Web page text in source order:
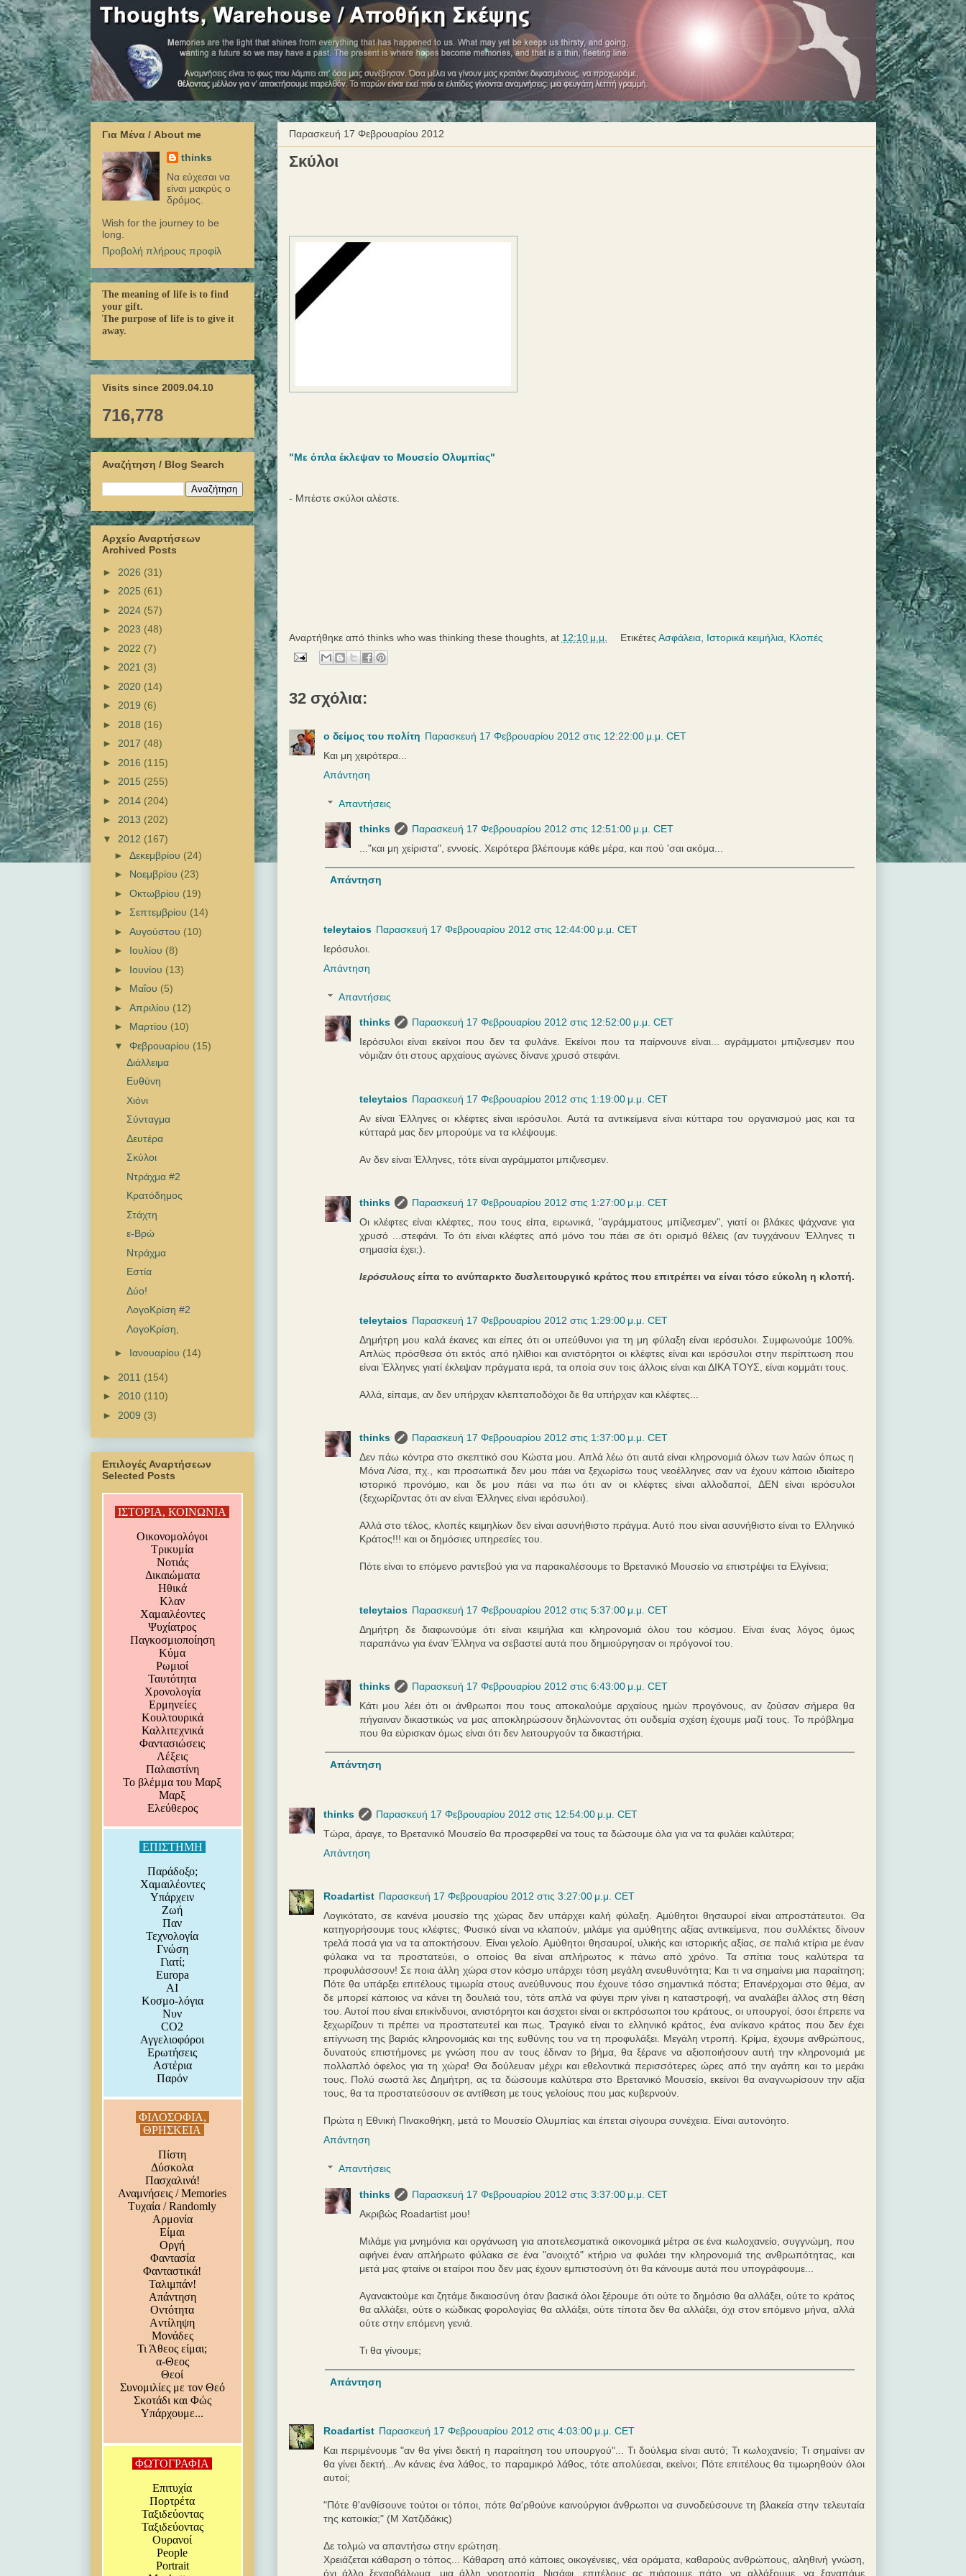
Παρασκευή 17 Φεβρουαρίου 2012
Σκύλοι
"Με όπλα έκλεψαν το Μουσείο Ολυμπίας"
- Μπέστε σκύλοι αλέστε.
Αναρτήθηκε από thinks who was thinking these thoughts, at 12:10 μ.μ. Ετικέτες Ασφάλεια, Ιστορικά κειμήλια, Κλοπές
32 σχόλια:
ο δείμος του πολίτη Παρασκευή 17 Φεβρουαρίου 2012 στις 12:22:00 μ.μ. CET
Και μη χειρότερα...
Απάντηση
Απαντήσεις
thinks
Παρασκευή 17 Φεβρουαρίου 2012 στις 12:51:00 μ.μ. CET
..."και μη χείριστα", εννοείς. Χειρότερα βλέπουμε κάθε μέρα, και πού 'σαι ακόμα...
Απάντηση
teleytaios Παρασκευή 17 Φεβρουαρίου 2012 στις 12:44:00 μ.μ. CET
Ιερόσυλοι.
Απάντηση
Απαντήσεις
thinks
Παρασκευή 17 Φεβρουαρίου 2012 στις 12:52:00 μ.μ. CET
Ιερόσυλοι είναι εκείνοι που δεν τα φυλάνε. Εκείνοι που τα παίρνουνε είναι... αγράμματοι μπιζνεσμεν που
νόμιζαν ότι στους αρχαίους αγώνες δίνανε χρυσό στεφάνι.
teleytaios Παρασκευή 17 Φεβρουαρίου 2012 στις 1:19:00 μ.μ. CET
Αν είναι Έλληνες οι κλέφτες είναι ιερόσυλοι. Αυτά τα αντικείμενα είναι κύτταρα του οργανισμού μας και τα
κύτταρά μας δεν μπορούμε να τα κλέψουμε.
Αν δεν είναι Έλληνες, τότε είναι αγράμματοι μπιζνεσμεν.
thinks
Παρασκευή 17 Φεβρουαρίου 2012 στις 1:27:00 μ.μ. CET
Οι κλέφτες είναι κλέφτες, που τους είπα, ειρωνικά, "αγράμματους μπίζνεσμεν", γιατί οι βλάκες ψάχνανε για
χρυσό ...στεφάνι. Το ότι είναι κλέφτες από μόνο του πάει σε ότι ορισμό θέλεις (αν τυγχάνουν Έλληνες τι
σημασία έχει;).
Ιερόσυλουςείπα το ανύπαρκτο δυσλειτουργικό κράτος που επιτρέπει να είναι τόσο εύκολη η κλοπή.
teleytaios Παρασκευή 17 Φεβρουαρίου 2012 στις 1:29:00 μ.μ. CET
Δημήτρη μου καλά έκανες και είπες ότι οι υπεύθυνοι για τη μη φύλαξη είναι ιερόσυλοι. Συμφωνούμε 100%.
Απλώς πρόσθεσα ότι εκτός από ηλίθιοι και ανιστόρητοι οι κλέφτες είναι και ιερόσυλοι στην περίπτωση που
είναι Έλληνες γιατί έκλεψαν πράγματα ιερά, τα οποία συν τοις άλλοις είναι και ΔΙΚΑ ΤΟΥΣ, είναι κομμάτι τους.
Αλλά, είπαμε, αν δεν υπήρχαν κλεπταποδόχοι δε θα υπήρχαν και κλέφτες...
thinks
Παρασκευή 17 Φεβρουαρίου 2012 στις 1:37:00 μ.μ. CET
Δεν πάω κόντρα στο σκεπτικό σου Κώστα μου. Απλά λέω ότι αυτά είναι κληρονομιά όλων των λαών όπως η
Μόνα Λίσα, πχ., και προσωπικά δεν μου πάει να ξεχωρίσω τους νεοέλληνες σαν να έχουν κάποιο ιδιαίτερο
ιστορικό προνόμιο, και δε μου πάει να πω ότι αν οι κλέφτες είναι αλλοδαποί, ΔΕΝ είναι ιερόσυλοι
(ξεχωρίζοντας ότι αν είναι Έλληνες είναι ιερόσυλοι).
Αλλά στο τέλος, κλοπές κειμηλίων δεν είναι ασυνήθιστο πράγμα. Αυτό που είναι ασυνήθιστο είναι το Ελληνικό
Κράτος!!! και οι δημόσιες υπηρεσίες του.
Πότε είναι το επόμενο ραντεβού για να παρακαλέσουμε το Βρετανικό Μουσείο να επιστρέψει τα Ελγίνεια;
teleytaios Παρασκευή 17 Φεβρουαρίου 2012 στις 5:37:00 μ.μ. CET
Δημήτρη δε διαφωνούμε ότι είναι κειμήλια και κληρονομιά όλου του κόσμου. Είναι ένας λόγος όμως
παραπάνω για έναν Έλληνα να σεβαστεί αυτά που δημιούργησαν οι πρόγονοί του.
thinks
Παρασκευή 17 Φεβρουαρίου 2012 στις 6:43:00 μ.μ. CET
Κάτι μου λέει ότι οι άνθρωποι που τους αποκαλούμε αρχαίους ημών προγόνους, αν ζούσαν σήμερα θα
πήγαιναν δικαστικώς να μας αποκληρώσουν δηλώνοντας ότι ουδεμία σχέση έχουμε μαζί τους. Το πρόβλημα
που θα εύρισκαν όμως είναι ότι δεν λειτουργούν τα δικαστήρια.
Απάντηση
thinks
Παρασκευή 17 Φεβρουαρίου 2012 στις 12:54:00 μ.μ. CET
Τώρα, άραγε, το Βρετανικό Μουσείο θα προσφερθεί να τους τα δώσουμε όλα για να τα φυλάει καλύτερα;
Απάντηση
Roadartist Παρασκευή 17 Φεβρουαρίου 2012 στις 3:27:00 μ.μ. CET
Λογικότατο, σε κανένα μουσείο της χώρας δεν υπάρχει καλή φύλαξη. Αμύθητοι θησαυροί είναι απροστάτευτοι. Θα
κατηγορήσουμε τους κλέφτες; Φυσικό είναι να κλαπούν, μιλάμε για αμύθητης αξίας αντικείμενα, που συλλέκτες δίνουν
τρελά ποσά για να τα αποκτήσουν. Είναι γελοίο. Αμύθητοι θησαυροί, υλικής και ιστορικής αξίας, σε παλιά κτίρια με έναν
φύλακα να τα προστατεύει, ο οποίος θα είναι απλήρωτος κ πάνω από χρόνο. Τα σπίτια τους καλύτερα τα
προφυλάσσουν! Σε ποια άλλη χώρα στον κόσμο υπάρχει τόση μεγάλη ανευθυνότητα; Και τι να σημαίνει μια παραίτηση;
Πότε θα υπάρξει επιτέλους τιμωρία στους ανεύθυνους που έχουνε τόσο σημαντικά πόστα; Επανέρχομαι στο θέμα, αν
δε μπορεί κάποιος να κάνει τη δουλειά του, τότε απλά να φύγει πριν γίνει η καταστροφή, να αναλάβει άλλος στη θέση
του. Αυτοί που είναι επικίνδυνοι, ανιστόρητοι και άσχετοι είναι οι εκπρόσωποι του κράτους, οι υπουργοί, όσοι έπρεπε να
ξεχωρίζουν τι πρέπει να προστατευτεί και πως. Τραγικό είναι το ελληνικό κράτος, ένα ανίκανο κράτος που δεν έχει
επίγνωση της βαριάς κληρονομιάς και της ευθύνης του να τη προφυλάξει. Μεγάλη ντροπή. Κρίμα, έχουμε ανθρώπους,
δυνατούς επιστήμονες με γνώση που αν τους έδιναν το βήμα, θα ξέρανε να αξιοποιήσουν αυτή την κληρονομιά με
πολλαπλό όφελος για τη χώρα! Θα δούλευαν μέχρι και εθελοντικά περισσότερες ώρες από την αγάπη και το μεράκι
τους. Πολύ σωστά λες Δημήτρη, ας τα δώσουμε καλύτερα στο Βρετανικό Μουσείο, εκείνοι θα αναγνωρίσουν την αξία
τους, θα τα προστατεύσουν σε αντίθεση με τους γελοίους που μας κυβερνούν.
Πρώτα η Εθνική Πινακοθήκη, μετά το Μουσείο Ολυμπίας και έπεται σίγουρα συνέχεια. Είναι αυτονόητο.
Απάντηση
Απαντήσεις
thinks
Παρασκευή 17 Φεβρουαρίου 2012 στις 3:37:00 μ.μ. CET
Ακριβώς Roadartist μου!
Μιλάμε για μνημόνια και οργάνωση για αποτελεσματικά οικονομικά μέτρα σε ένα κωλοχανείο, συγγνώμη, που
αφήνει έναν απλήρωτο φύλακα σε ένα "ανοιχτό" κτήριο να φυλάει την κληρονομιά της ανθρωπότητας, και
μετά μας φταίνε οι εταίροι που δεν μας έχουν εμπιστοσύνη ότι θα κάνουμε αυτά που υπογράφουμε...
Αγανακτούμε και ζητάμε δικαιοσύνη όταν βασικά όλοι ξέρουμε ότι ούτε το δημόσιο θα αλλάξει, ούτε το κράτος
θα αλλάξει, ούτε ο κώδικας φορολογίας θα αλλάξει, ούτε τίποτα δεν θα αλλάξει, όχι στον επόμενο μήνα, αλλά
ούτε στην επόμενη γενιά.
Τι θα γίνουμε;
Απάντηση
Roadartist Παρασκευή 17 Φεβρουαρίου 2012 στις 4:03:00 μ.μ. CET
Και περιμένουμε "αν θα γίνει δεκτή η παραίτηση του υπουργού"... Τι δούλεμα είναι αυτό; Τι κωλοχανείο; Τι σημαίνει αν
θα γίνει δεκτή...Αν κάνεις ένα λάθος, το παραμικρό λάθος, τότε απολύεσαι, εκείνοι; Πότε επιτέλους θα τιμωρηθούν όλοι
αυτοί;
"Πότε θ'ανθίσουνε τούτοι οι τόποι, πότε θα'ρθούνε καινούργιοι άνθρωποι να συνοδεύσουνε τη βλακεία στην τελευταία
της κατοικία;" (Μ Χατζιδάκις)
Δε τολμώ να απαντήσω στην ερώτηση.
Χρειάζεται κάθαρση ο τόπος... Κάθαρση από κάποιες οικογένειες, νέα οράματα, καθαρούς ανθρώπους, αληθινή γνώση,
όχι άλλο ξεχαρβάλωμα, μια άλλη νοοτροπία. Νισάφι, επιτέλους ας πιάσουμε πάτο, να αλλάξουμε, να ξαναπάμε
Για Μένα / About me
thinks
Να εύχεσαι να
είναι μακρύς ο
δρόμος.
Wish for the journey to be
long.
Προβολή πλήρους προφίλ
The meaning of life is to find
your gift.
The purpose of life is to give it
away.
Visits since 2009.04.10
716,778
Αναζήτηση / Blog Search
Αρχείο Αναρτήσεων
Archived Posts
► 2026 (31)
► 2025 (61)
► 2024 (57)
► 2023 (48)
► 2022 (7)
► 2021 (3)
► 2020 (14)
► 2019 (6)
► 2018 (16)
► 2017 (48)
► 2016 (115)
► 2015 (255)
► 2014 (204)
► 2013 (202)
▼ 2012 (167)
►Δεκεμβρίου (24)
► Νοεμβρίου (23)
►Οκτωβρίου (19)
►Σεπτεμβρίου (14)
►Αυγούστου (10)
► Ιουλίου (8)
► Ιουνίου (13)
► Μαΐου (5)
►Απριλίου (12)
► Μαρτίου (10)
▼Φεβρουαρίου (15)
Διάλλειμα
Ευθύνη
Χιόνι
Σύνταγμα
Δευτέρα
Σκύλοι
Ντράχμα #2
Κρατόδημος
Στάχτη
ε-Βρώ
Ντράχμα
Εστία
Δύο!
ΛογοΚρίση #2
ΛογοΚρίση,
► Ιανουαρίου (14)
► 2011 (154)
► 2010 (110)
► 2009 (3)
Επιλογές Αναρτήσεων
Selected Posts
ΙΣΤΟΡΙΑ, ΚΟΙΝΩΝΙΑ
Οικονομολόγοι
Τρικυμία
Νοτιάς
Δικαιώματα
Ηθικά
Κλαν
Χαμαιλέοντες
Ψυχίατρος
Παγκοσμιοποίηση
Κύμα
Ρωμιοί
Ταυτότητα
Χρονολογία
Ερμηνείες
Κουλτουρικά
Καλλιτεχνικά
Φαντασιώσεις
Λέξεις
Παλαιστίνη
Το βλέμμα του Μαρξ
Μαρξ
Ελεύθερος
ΕΠΙΣΤΗΜΗ
Παράδοξο;
Χαμαιλέοντες
Υπάρχειν
Ζωή
Παν
Τεχνολογία
Γνώση
Γιατί;
Europa
AI
Κοσμο-λόγια
Νυν
CO2
Αγγελιοφόροι
Ερωτήσεις
Αστέρια
Παρόν
ΦΙΛΟΣΟΦΙΑ,
ΘΡΗΣΚΕΙΑ
Πίστη
Δύσκολα
Πασχαλινά!
Αναμνήσεις / Memories
Τυχαία / Randomly
Αρμονία
Είμαι
Οργή
Φαντασία
Φανταστικά!
Ταλιμπάν!
Απάντηση
Οντότητα
Aντίληψη
Μονάδες
Τι Άθεος είμαι;
α-Θεος
Θεοί
Συνομιλίες με τον Θεό
Σκοτάδι και Φώς
Υπάρχουμε...
ΦΩΤΟΓΡΑΦΙΑ
Επιτυχία
Πορτρέτα
Ταξιδεύοντας
Ταξιδεύοντας
Ουρανοί
People
Portrait